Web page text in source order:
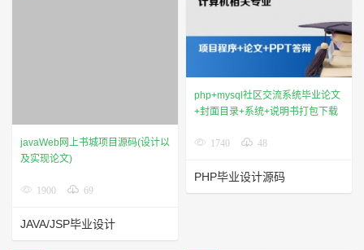
javaWeb网上书城项目源码(设计以
及实现论文)
1900 69
JAVA/JSP毕业设计
php+mysql社区交流系统毕业论文
+封面目录+系统+说明书打包下载
1740 48
PHP毕业设计源码